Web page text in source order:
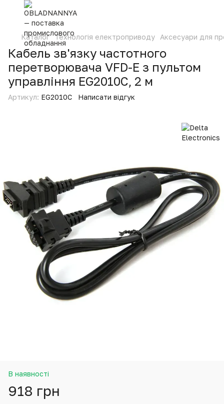
Каталог Технологія електроприводу Аксесуари для
Кабель зв'язку частотного
перетворювача VFD-E з пультом
управління EG2010C, 2 м
Артикул: EG2010C Написати відгук
В наявності
918 грн